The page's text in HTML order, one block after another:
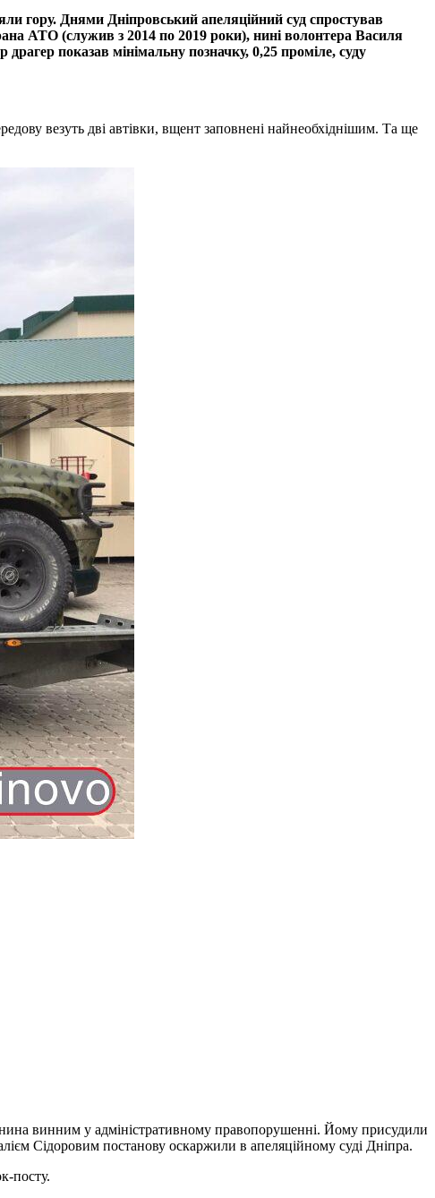
гору. Днями Дніпровський апеляційний суд спростував
АТО (служив з 2014 по 2019 роки), нині волонтера Василя
драгер показав мінімальну позначку, 0,25 проміле, суду
везуть дві автівки, вщент заповнені найнеобхіднішим. Та ще
винним у адміністративному правопорушенні. Йому присудили
Сідоровим постанову оскаржили в апеляційному суді Дніпра.
посту.